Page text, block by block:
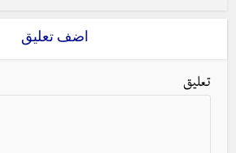
اضف تعليق
تعليق